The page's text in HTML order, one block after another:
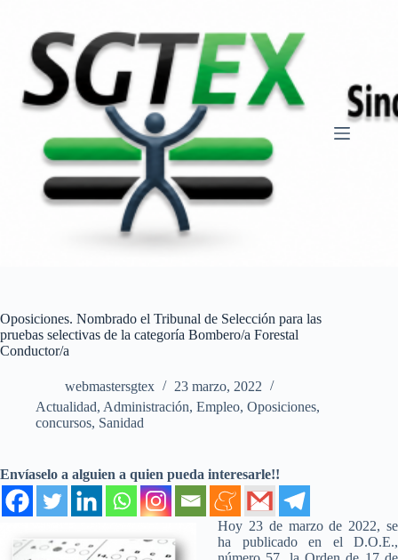
contenido
Oposiciones. Nombrado el Tribunal de Selección para las
pruebas selectivas de la categoría Bombero/a Forestal
Conductor/a
webmastersgtex
23 marzo, 2022
Actualidad, Administración, Empleo, Oposiciones,
concursos, Sanidad
Envíaselo a alguien a quien pueda interesarle!!
Hoy 23 de marzo de 2022, se
ha publicado en el D.O.E.,